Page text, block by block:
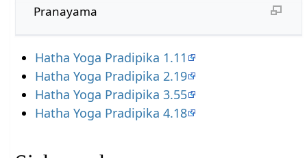
Pranayama
Hatha Yoga Pradipika 1.11
Hatha Yoga Pradipika 2.19
Hatha Yoga Pradipika 3.55
Hatha Yoga Pradipika 4.18